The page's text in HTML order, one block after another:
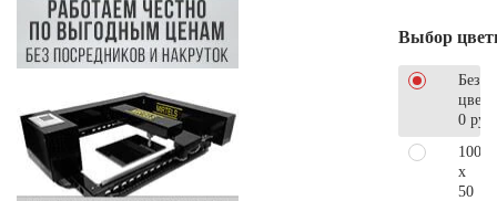
Выбор
Без
0 руб.
100
x
50